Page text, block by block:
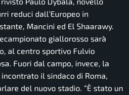
reduci dall’Europeo in
Mancini ed El Shaarawy.
giallorosso sarà
al centro sportivo Fulvio
Fuori dal campo, invece, la
il sindaco di Roma,
del nuovo stadio. “È stato un